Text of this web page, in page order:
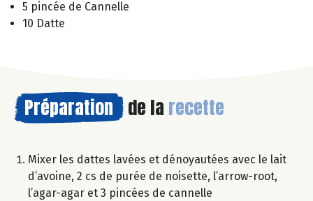
5 pincée de Cannelle
10 Datte
Préparation de la recette
Mixer les dattes lavées et dénoyautées avec le lait
d’avoine, 2 cs de purée de noisette, l’arrow-root,
l’agar-agar et 3 pincées de cannelle